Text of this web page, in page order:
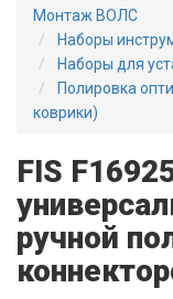
Монтаж ВОЛС
Наборы
Наборы для
Полировка
коврики)
FIS
ручной